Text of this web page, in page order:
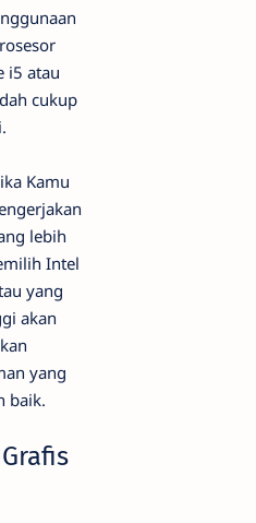
i5 atau
cukup
Kamu
lebih
Intel
yang
akan
yang
baik.